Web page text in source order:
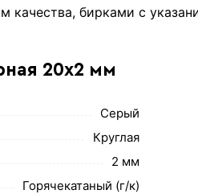
бирками с
20х2 мм
Серый
Круглая
2 мм
Горячекатаный (г/к)